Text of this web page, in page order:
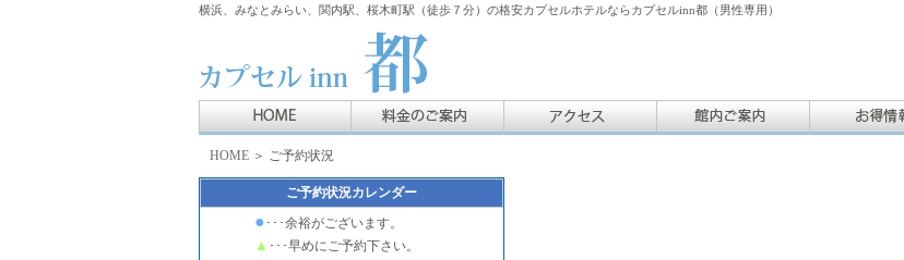
横浜、みなとみらい、関内駅、桜木町駅（徒歩７分）の格安カプセルホテルならカプセルinn都（男性専用）
HOME ＞ ご予約状況
ご予約状況カレンダー
● ･･･余裕がございます。
▲ ･･･早めにご予約下さい。